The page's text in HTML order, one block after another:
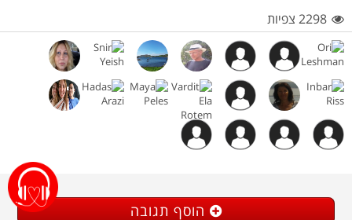
של הסרט הוא כמובן הרפסודיה ההונגרית השנייה, האהובה כל כך
של פרנץ ליסט.
2298 צפיות
הוסף תגובה